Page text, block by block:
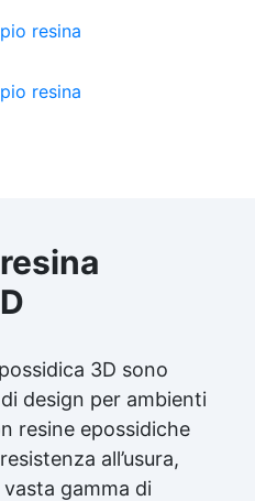
3D sono
design per ambienti
resine epossidiche
all’usura,
gamma di